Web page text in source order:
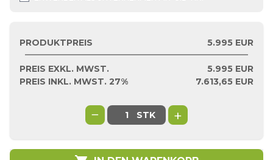
PRODUKTPREIS 5.995 EUR
PREIS EXKL. MWST. 5.995 EUR
PREIS INKL. MWST. 27%
7.613,65 EUR
− STK +